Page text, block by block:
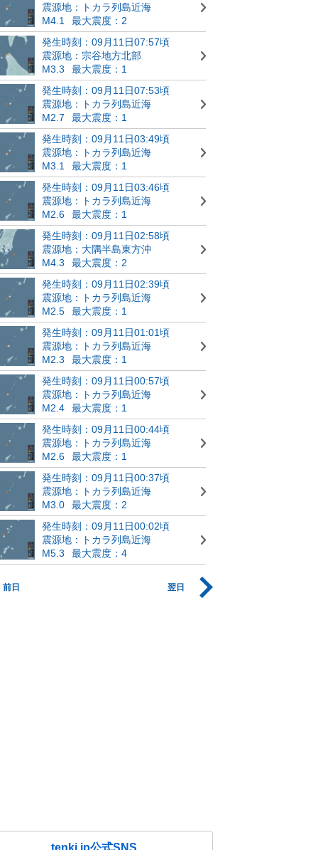
震源地：トカラ列島近海
M4.1
最大震度：2
発生時刻：09月11日07:57頃
震源地：宗谷地方北部
M3.3
最大震度：1
発生時刻：09月11日07:53頃
震源地：トカラ列島近海
M2.7
最大震度：1
発生時刻：09月11日03:49頃
震源地：トカラ列島近海
M3.1
最大震度：1
発生時刻：09月11日03:46頃
震源地：トカラ列島近海
M2.6
最大震度：1
発生時刻：09月11日02:58頃
震源地：大隅半島東方沖
M4.3
最大震度：2
発生時刻：09月11日02:39頃
震源地：トカラ列島近海
M2.5
最大震度：1
発生時刻：09月11日01:01頃
震源地：トカラ列島近海
M2.3
最大震度：1
発生時刻：09月11日00:57頃
震源地：トカラ列島近海
M2.4
最大震度：1
発生時刻：09月11日00:44頃
震源地：トカラ列島近海
M2.6
最大震度：1
発生時刻：09月11日00:37頃
震源地：トカラ列島近海
M3.0
最大震度：2
発生時刻：09月11日00:02頃
震源地：トカラ列島近海
M5.3
最大震度：4
前日 翌日
tenki.jp公式SNS